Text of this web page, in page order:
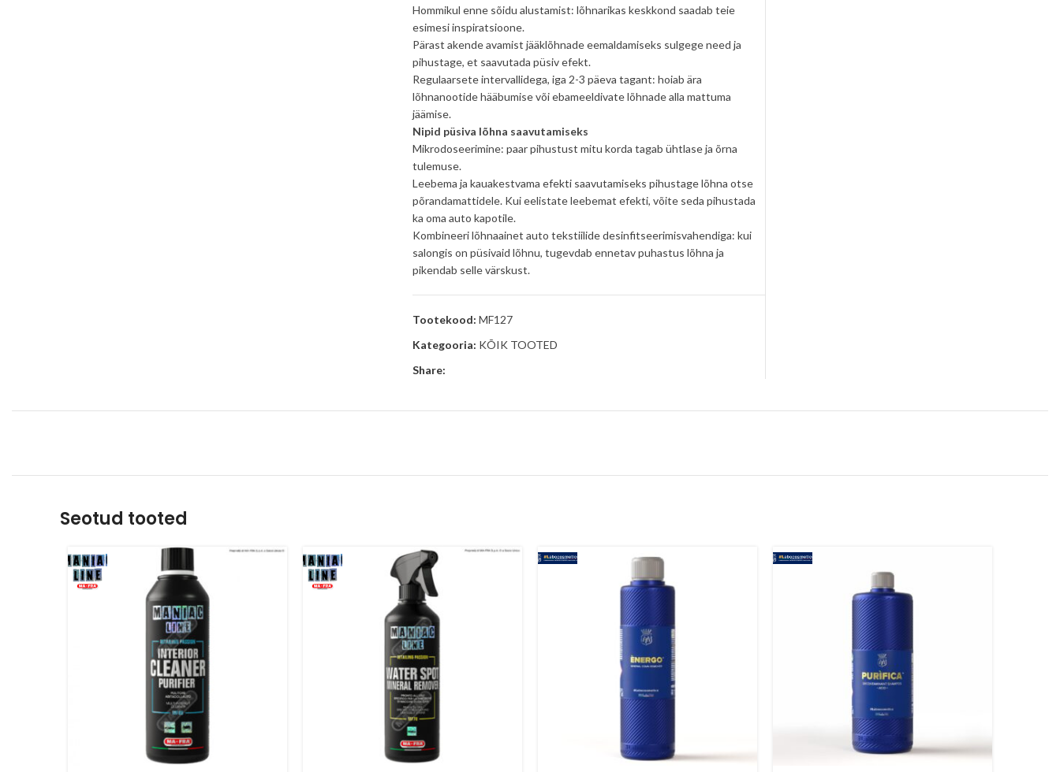
Hommikul enne sõidu alustamist: lõhnarikas keskkond saadab teie
esimesi inspiratsioone.
Pärast akende avamist jääklõhnade eemaldamiseks sulgege need ja
pihustage, et saavutada püsiv efekt.
Regulaarsete intervallidega, iga 2-3 päeva tagant: hoiab ära
lõhnanootide hääbumise või ebameeldivate lõhnade alla mattuma
jäämise.
Nipid püsiva lõhna saavutamiseks
Mikrodoseerimine: paar pihustust mitu korda tagab ühtlase ja õrna
tulemuse.
Leebema ja kauakestvama efekti saavutamiseks pihustage lõhna otse
põrandamattidele. Kui eelistate leebemat efekti, võite seda pihustada
ka oma auto kapotile.
Kombineeri lõhnaainet auto tekstiilide desinfitseerimisvahendiga: kui
salongis on püsivaid lõhnu, tugevdab ennetav puhastus lõhna ja
pikendab selle värskust.
Tootekood: MF127
Kategooria: KÕIK TOOTED
Share:
Seotud tooted